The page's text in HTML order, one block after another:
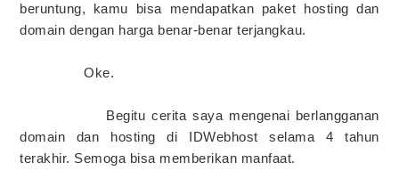
beruntung, kamu bisa mendapatkan paket hosting dan
domain dengan harga benar-benar terjangkau.
Oke.
Begitu cerita saya mengenai berlangganan
domain dan hosting di IDWebhost selama 4 tahun
terakhir. Semoga bisa memberikan manfaat.